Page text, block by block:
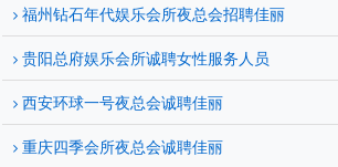
福州钻石年代娱乐会所夜总会招聘佳丽
贵阳总府娱乐会所诚聘女性服务人员
西安环球一号夜总会诚聘佳丽
重庆四季会所夜总会诚聘佳丽